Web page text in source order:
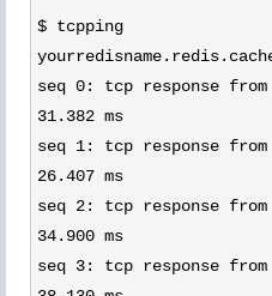
$ tcpping
seq 0: tcp response
31.382 ms
seq 1: tcp response
26.407 ms
seq 2: tcp response
34.900 ms
seq 3: tcp response